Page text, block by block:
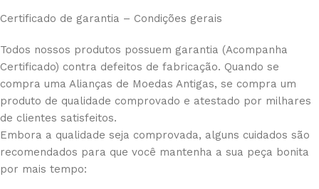
Certificado de garantia – Condições gerais
Todos nossos produtos possuem garantia (Acompanha
Certificado) contra defeitos de fabricação. Quando se
compra uma Alianças de Moedas Antigas, se compra um
produto de qualidade comprovado e atestado por milhares
de clientes satisfeitos.
Embora a qualidade seja comprovada, alguns cuidados são
recomendados para que você mantenha a sua peça bonita
por mais tempo: